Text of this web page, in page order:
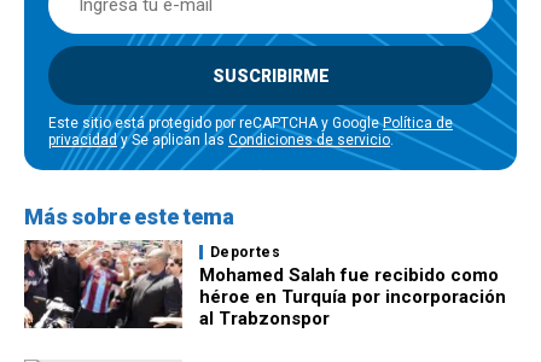
SUSCRIBIRME
Este sitio está protegido por reCAPTCHA y GooglePolítica de
privacidady Se aplican las Condiciones de servicio.
Más sobre este tema
Deportes
Mohamed Salah fue recibido como
héroe en Turquía por incorporación
al Trabzonspor